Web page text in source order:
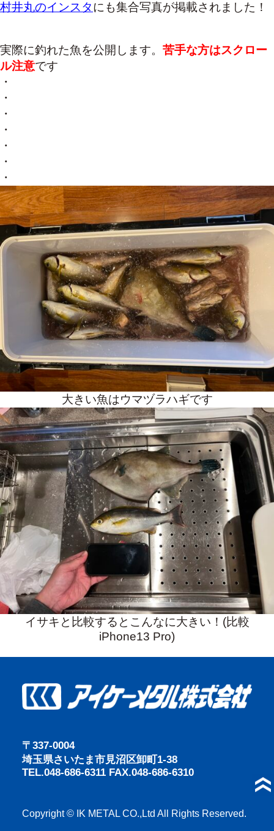
村井丸のインスタにも集合写真が掲載されました！
実際に釣れた魚を公開します。 苦手な方はスクロー
ル注意です
・
・
・
・
・
・
・
大きい魚はウマヅラハギです
イサキと比較するとこんなに大きい！(比較
iPhone13 Pro)
〒337-0004
埼玉県さいたま市見沼区卸町1-38
TEL.048-686-6311 FAX.048-686-6310
Copyright © IK METAL CO.,Ltd All Rights Reserved.